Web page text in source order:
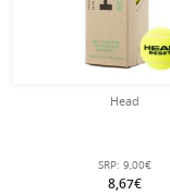
Head
SRP: 9,00€
8,67€